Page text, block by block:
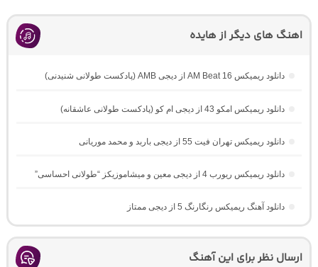
اهنگ های دیگر از هایده
دانلود ریمیکس AM Beat 16 از دیجی AMB (پادکست طولانی شنیدنی)
دانلود ریمیکس امکو 43 از دیجی ام کو (پادکست طولانی عاشقانه)
دانلود ریمیکس تهران فیت 55 از دیجی باربد و محمد موریانی
دانلود ریمیکس ریورب 4 از دیجی معین و میشاموزیکز “طولانی احساسی”
دانلود آهنگ ریمیکس رنگارنگ 5 از دیجی ممتاز
ارسال نظر برای این آهنگ